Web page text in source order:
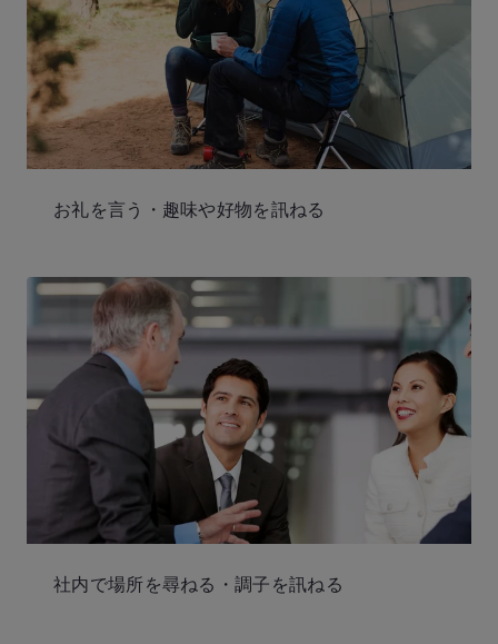
お礼を言う・趣味や好物を訊ねる
社内で場所を尋ねる・調子を訊ねる